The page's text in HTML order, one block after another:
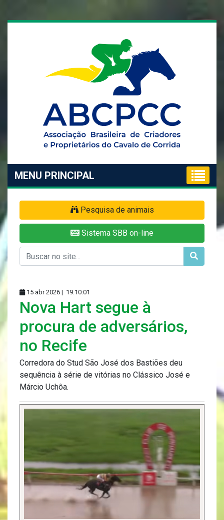
MENU PRINCIPAL
Pesquisa de animais
Sistema SBB on-line
15 abr 2026 | 19:10:01
Nova Hart segue à
procura de adversários,
no Recife
Corredora do Stud São José dos Bastiões deu
sequência à série de vitórias no Clássico José e
Márcio Uchôa.